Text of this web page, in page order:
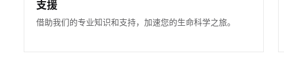
支援
借助我们的专业知识和支持，加速您的生命科学之旅。